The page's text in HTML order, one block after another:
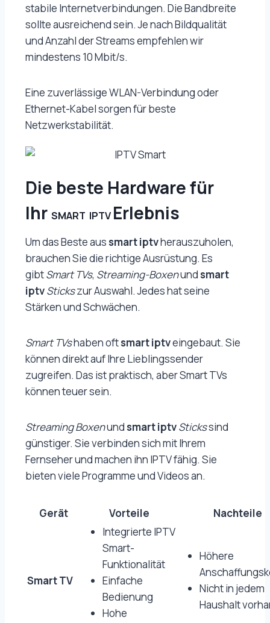
stabile Internetverbindungen. Die Bandbreite
sollte ausreichend sein. Je nach Bildqualität
und Anzahl der Streams empfehlen wir
mindestens 10 Mbit/s.
Eine zuverlässige WLAN-Verbindung oder
Ethernet-Kabel sorgen für beste
Netzwerkstabilität.
Die beste Hardware für
Ihr SMART IPTV Erlebnis
Um das Beste aus smart iptvherauszuholen,
brauchen Sie die richtige Ausrüstung. Es
gibtSmart TVs, Streaming-Boxenund smart
iptvStickszur Auswahl. Jedes hat seine
Stärken und Schwächen.
Smart TVshaben oftsmart iptveingebaut. Sie
können direkt auf Ihre Lieblingssender
zugreifen. Das ist praktisch, aber Smart TVs
können teuer sein.
Streaming Boxenund smart iptvStickssind
günstiger. Sie verbinden sich mit Ihrem
Fernseher und machen ihn IPTV fähig. Sie
bieten viele Programme und Videos an.
Gerät Vorteile Nachteile
Smart TV
Integrierte IPTV
Smart-
Funktionalität
Einfache
Bedienung
Hohe
Höhere
Nicht in jedem
Haushalt